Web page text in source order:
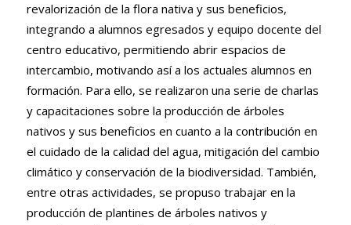
revalorización de la flora nativa y sus beneficios,
integrando a alumnos egresados y equipo docente del
centro educativo, permitiendo abrir espacios de
intercambio, motivando así a los actuales alumnos en
formación. Para ello, se realizaron una serie de charlas
y capacitaciones sobre la producción de árboles
nativos y sus beneficios en cuanto a la contribución en
el cuidado de la calidad del agua, mitigación del cambio
climático y conservación de la biodiversidad. También,
entre otras actividades, se propuso trabajar en la
producción de plantines de árboles nativos y